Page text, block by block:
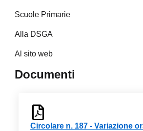
Scuole Primarie
Alla DSGA
Al sito web
Documenti
Circolare n. 187 - Variazione